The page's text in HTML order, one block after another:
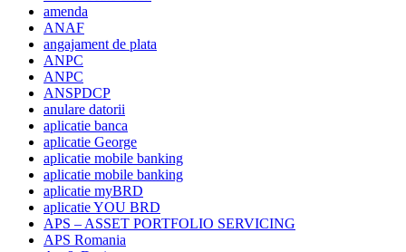
amenda
ANAF
angajament de plata
ANPC
ANPC
ANSPDCP
anulare datorii
aplicatie banca
aplicatie George
aplicatie mobile banking
aplicatie mobile banking
aplicatie myBRD
aplicatie YOU BRD
APS – ASSET PORTFOLIO SERVICING
APS Romania